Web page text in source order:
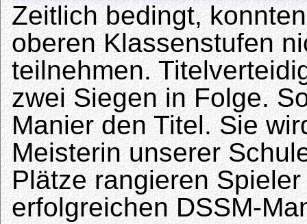
Zeitlich bedingt,
oberen Klassenstufen
teilnehmen.
zwei Siegen in Folge.
Manier den Titel. Sie
Meisterin unserer
Plätze rangieren
erfolgreichen DSSM-